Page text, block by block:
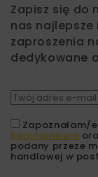
Zapisz się do
nas
zaproszenia
dedykowane
Zapoznałam/
Regulaminem
podany przeze
handlowej w